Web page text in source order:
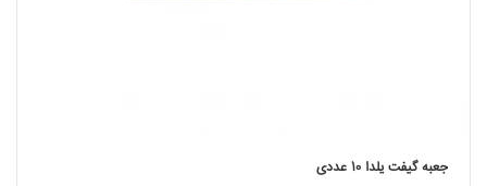
جعبه گیفت یلدا ۱۰ عددی